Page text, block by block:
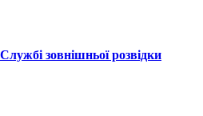
зовнішньої розвідки